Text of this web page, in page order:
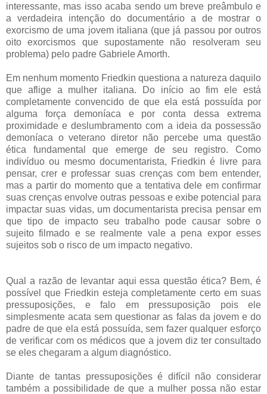
interessante, mas isso acaba sendo um breve preâmbulo e
a verdadeira intenção do documentário a de mostrar o
exorcismo de uma jovem italiana (que já passou por outros
oito exorcismos que supostamente não resolveram seu
problema) pelo padre Gabriele Amorth.
Em nenhum momento Friedkin questiona a natureza daquilo
que aflige a mulher italiana. Do início ao fim ele está
completamente convencido de que ela está possuída por
alguma força demoníaca e por conta dessa extrema
proximidade e deslumbramento com a ideia da possessão
demoníaca o veterano diretor não percebe uma questão
ética fundamental que emerge de seu registro. Como
indivíduo ou mesmo documentarista, Friedkin é livre para
pensar, crer e professar suas crenças com bem entender,
mas a partir do momento que a tentativa dele em confirmar
suas crenças envolve outras pessoas e exibe potencial para
impactar suas vidas, um documentarista precisa pensar em
que tipo de impacto seu trabalho pode causar sobre o
sujeito filmado e se realmente vale a pena expor esses
sujeitos sob o risco de um impacto negativo.
Qual a razão de levantar aqui essa questão ética? Bem, é
possível que Friedkin esteja completamente certo em suas
pressuposições, e falo em pressuposição pois ele
simplesmente acata sem questionar as falas da jovem e do
padre de que ela está possuída, sem fazer qualquer esforço
de verificar com os médicos que a jovem diz ter consultado
se eles chegaram a algum diagnóstico.
Diante de tantas pressuposições é difícil não considerar
também a possibilidade de que a mulher possa não estar